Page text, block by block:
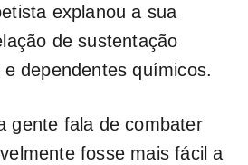
explanou a sua
de sustentação
dependentes químicos.
gente fala de combater
fosse mais fácil a